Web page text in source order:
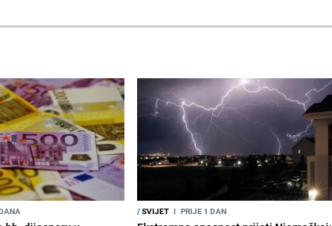
/SVIJET I PRIJE 1 DAN